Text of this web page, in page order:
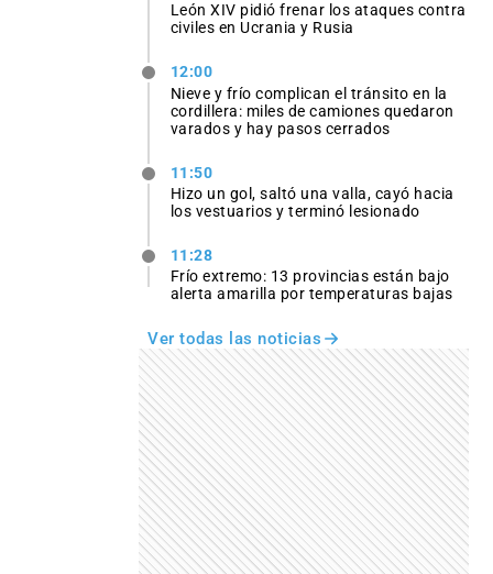
León XIV pidió frenar los ataques contra
civiles en Ucrania y Rusia
12:00
Nieve y frío complican el tránsito en la
cordillera: miles de camiones quedaron
varados y hay pasos cerrados
11:50
Hizo un gol, saltó una valla, cayó hacia
los vestuarios y terminó lesionado
11:28
Frío extremo: 13 provincias están bajo
alerta amarilla por temperaturas bajas
Ver todas las noticias